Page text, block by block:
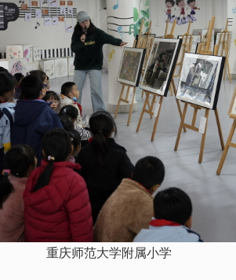
重庆师范大学附属小学